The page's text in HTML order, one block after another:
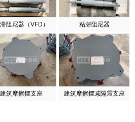
阻尼器（VFD） 粘滞阻尼器
建筑摩擦摆支座 建筑摩擦摆减隔震支座